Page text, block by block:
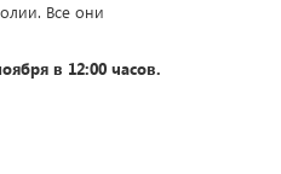
Все они
в 12:00 часов.